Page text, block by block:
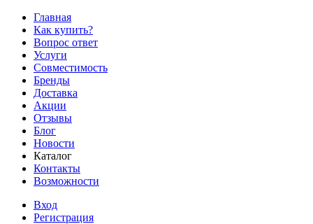
Главная
Как купить?
Вопрос ответ
Услуги
Совместимость
Бренды
Доставка
Акции
Отзывы
Блог
Новости
Каталог
Контакты
Возможности
Вход
Регистрация